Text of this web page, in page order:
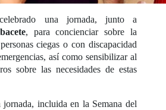
una jornada, junto a
, para concienciar sobre la
ciegas o con discapacidad
así como sensibilizar al
sobre las necesidades de estas
incluida en la Semana del